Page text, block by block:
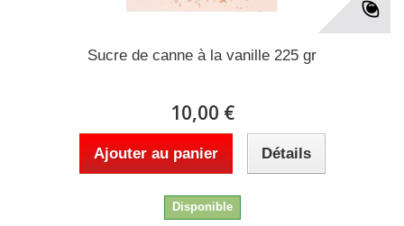
Sucre de canne à la vanille 225 gr
10,00 €
Ajouter au panier Détails
Disponible